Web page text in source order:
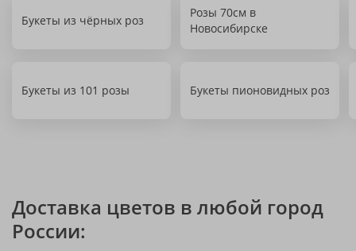
Букеты из чёрных роз
Розы 70см в
Новосибирске
Букеты из 101 розы Букеты пионовидных роз
Доставка цветов в любой город
России: